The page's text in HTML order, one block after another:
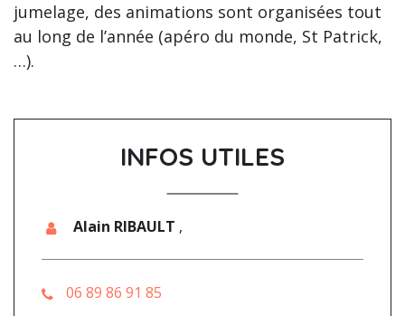
jumelage, des animations sont organisées tout
au long de l’année (apéro du monde, St Patrick,
…).
INFOS UTILES
Alain RIBAULT ,
06 89 86 91 85